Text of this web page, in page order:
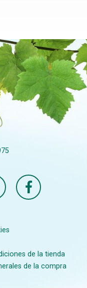
de la tienda
de la compra